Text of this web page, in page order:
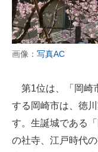
画像： 写真AC
第1位は、「岡崎
する岡崎市は、徳
す。生誕城である
の社寺、江戸時代